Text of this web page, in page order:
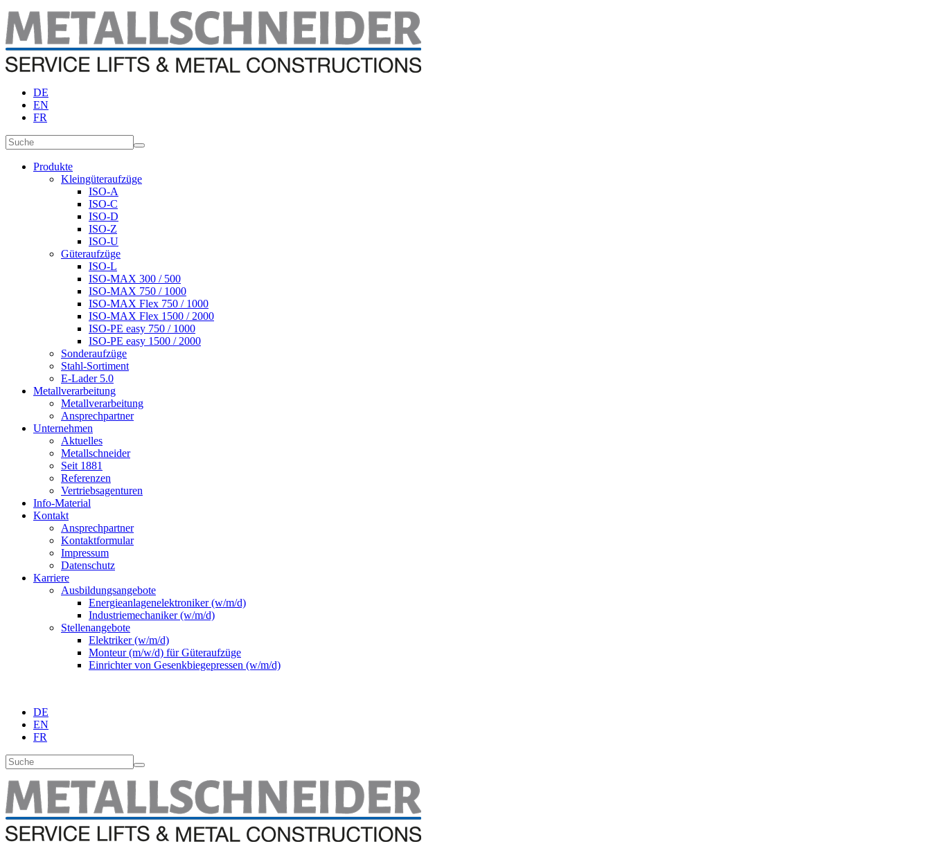
DE
EN
FR
Produkte
Kleingüteraufzüge
ISO-A
ISO-C
ISO-D
ISO-Z
ISO-U
Güteraufzüge
ISO-L
ISO-MAX 300 / 500
ISO-MAX 750 / 1000
ISO-MAX Flex 750 / 1000
ISO-MAX Flex 1500 / 2000
ISO-PE easy 750 / 1000
ISO-PE easy 1500 / 2000
Sonderaufzüge
Stahl-Sortiment
E-Lader 5.0
Metallverarbeitung
Metallverarbeitung
Ansprechpartner
Unternehmen
Aktuelles
Metallschneider
Seit 1881
Referenzen
Vertriebsagenturen
Info-Material
Kontakt
Ansprechpartner
Kontaktformular
Impressum
Datenschutz
Karriere
Ausbildungsangebote
Energieanlagenelektroniker (w/m/d)
Industriemechaniker (w/m/d)
Stellenangebote
Elektriker (w/m/d)
Monteur (m/w/d) für Güteraufzüge
Einrichter von Gesenkbiegepressen (w/m/d)
DE
EN
FR